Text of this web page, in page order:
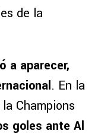
de la
a aparecer,
. En la
Champions
goles ante Al